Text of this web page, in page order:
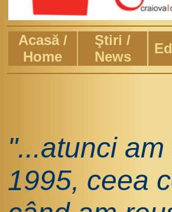
Acasă /
Home
Ştiri /
News
"...atunci
1995, ceea